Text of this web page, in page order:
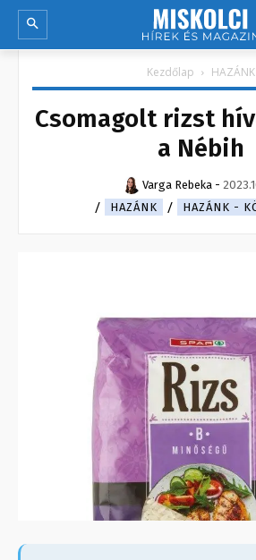
Kezdőlap HAZÁNK
Csomagolt rizst
a Nébih
Varga Rebeka -
HAZÁNK
HAZÁNK -